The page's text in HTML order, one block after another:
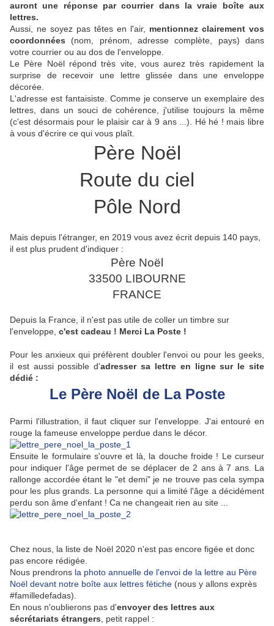
auront une réponse par courrier dans la vraie boîte aux
lettres.
Aussi, ne soyez pas têtes en l'air, mentionnez clairement vos
coordonnées (nom, prénom, adresse complète, pays) dans
votre courrier ou au dos de l'enveloppe.
Le Père Noël répond très vite, vous aurez très rapidement la
surprise de recevoir une lettre glissée dans une enveloppe
décorée.
L'adresse est fantaisiste. Comme je conserve un exemplaire des
lettres, dans un souci de cohérence, j'utilise toujours la même
(c'est désormais pour le plaisir car à 9 ans ...). Hé hé ! mais libre
à vous d'écrire ce qui vous plaît.
Père Noël
Route du ciel
Pôle Nord
Mais depuis l'étranger, en 2019 vous avez écrit depuis 140 pays,
il est plus prudent d'indiquer :
Père Noël
33500 LIBOURNE
FRANCE
Depuis la France, il n'est pas utile de coller un timbre sur
l'enveloppe, c'est cadeau ! Merci La Poste !
Pour les anxieux qui préfèrent doubler l'envoi ou pour les geeks,
il est aussi possible d'adresser sa lettre en lignesur le site
dédié :
Le Père Noël de La Poste
Parmi l'illustration, il faut cliquer sur l'enveloppe. J'ai entouré en
rouge la fameuse enveloppe perdue dans le décor.
Ensuite le formulaire s'ouvre et là, la douche froide ! Le curseur
pour indiquer l'âge permet de se déplacer de 2 ans à 7 ans. La
rallonge accordée étant le "et demi" je ne trouve pas cela sympa
pour les plus grands. La personne qui a limité l'âge a décidément
perdu son âme d'enfant ! Ca ne changeait rien au site ...
Chez nous, la liste de Noël 2020 n'est pas encore figée et donc
pas encore rédigée.
Nous prendrons la photo annuelle de l'envoi de la lettre au Père
Noël devant notre boîte aux lettres fétiche (nous y allons exprès
#familledefadas).
En nous n'oublierons pas d'envoyer des lettres aux
sécrétariats étrangers , petit rappel :